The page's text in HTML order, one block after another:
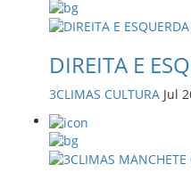
DIREITA E
3CLIMAS CULTURA Jul